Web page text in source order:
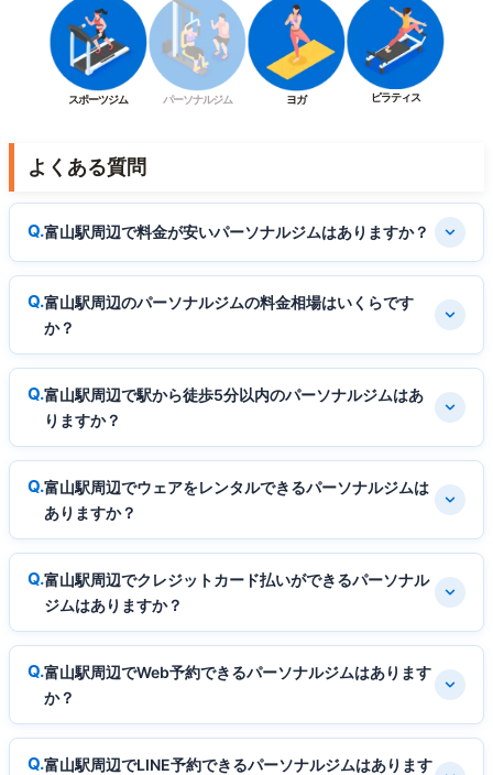
スポーツジム パーソナルジム ヨガ ピラティス
よくある質問
富山駅周辺で料金が安いパーソナルジムはありますか？
富山駅周辺のパーソナルジムの料金相場はいくらです
か？
富山駅周辺で駅から徒歩5分以内のパーソナルジムはあ
りますか？
富山駅周辺でウェアをレンタルできるパーソナルジムは
ありますか？
富山駅周辺でクレジットカード払いができるパーソナル
ジムはありますか？
富山駅周辺でWeb予約できるパーソナルジムはあります
か？
富山駅周辺でLINE予約できるパーソナルジムはあります